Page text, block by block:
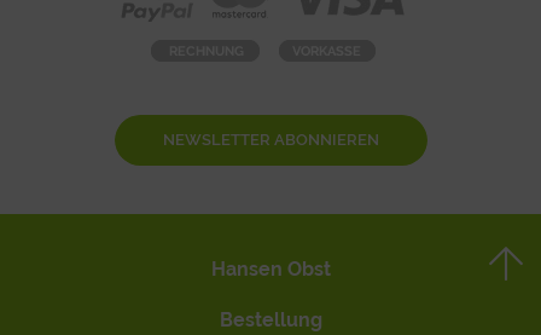
NEWSLETTER ABONNIEREN
Hansen Obst
Bestellung